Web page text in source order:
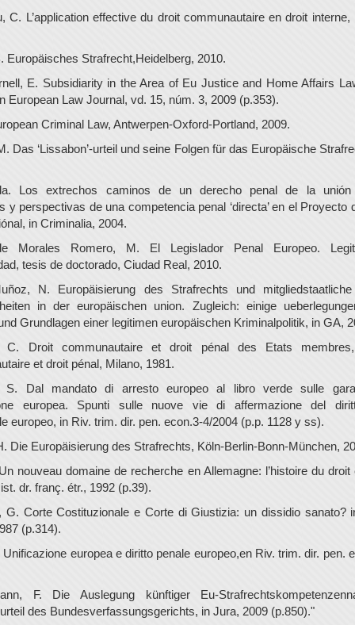
C. L’application effective du droit communautaire en droit interne,
Europäisches Strafrecht,Heidelberg, 2010.
E. Subsidiarity in the Area of Eu Justice and Home Affairs
European Law Journal, vd. 15, núm. 3, 2009 (p.353).
Criminal Law, Antwerpen-Oxford-Portland, 2009.
Das ‘Lissabon’-urteil und seine Folgen für das Europäische
Los extrechos caminos de un derecho penal de la unión
y perspectivas de una competencia penal ‘directa’ en el Proyecto
in Criminalia, 2004.
Morales Romero, M. El Legislador Penal Europeo.
tesis de doctorado, Ciudad Real, 2010.
N. Europäisierung des Strafrechts und mitgliedstaatliche
in der europäischen union. Zugleich: einige
Grundlagen einer legitimen europäischen Kriminalpolitik, in GA,
C. Droit communautaire et droit pénal des Etats
et droit pénal, Milano, 1981.
S. Dal mandato di arresto europeo al libro verde sulle
europea. Spunti sulle nuove vie di affermazione del
europeo, in Riv. trim. dir. pen. econ.3-4/2004 (p.p. 1128 y ss).
Die Europäisierung des Strafrechts, Köln-Berlin-Bonn-München,
nouveau domaine de recherche en Allemagne: l’histoire du droit
dr. franç. étr., 1992 (p.39).
G. Corte Costituzionale e Corte di Giustizia: un dissidio sanato?
(p.314).
Unificazione europea e diritto penale europeo,en Riv. trim. dir. pen.
F. Die Auslegung künftiger Eu-
des Bundesverfassungsgerichts, in Jura, 2009 (p.850)."